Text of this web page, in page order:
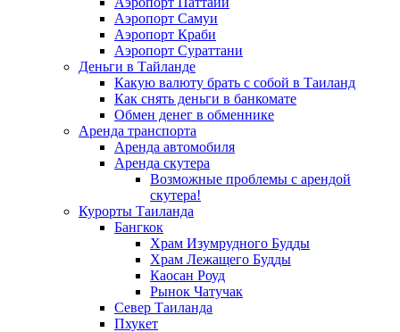
Аэропорт Самуи
Аэропорт Краби
Аэропорт Сураттани
Деньги в Тайланде
Какую валюту брать с собой в Таиланд
Как снять деньги в банкомате
Обмен денег в обменнике
Аренда транспорта
Аренда автомобиля
Аренда скутера
Возможные проблемы с арендой
скутера!
Курорты Таиланда
Бангкок
Храм Изумрудного Будды
Храм Лежащего Будды
Каосан Роуд
Рынок Чатучак
Север Таиланда
Пхукет